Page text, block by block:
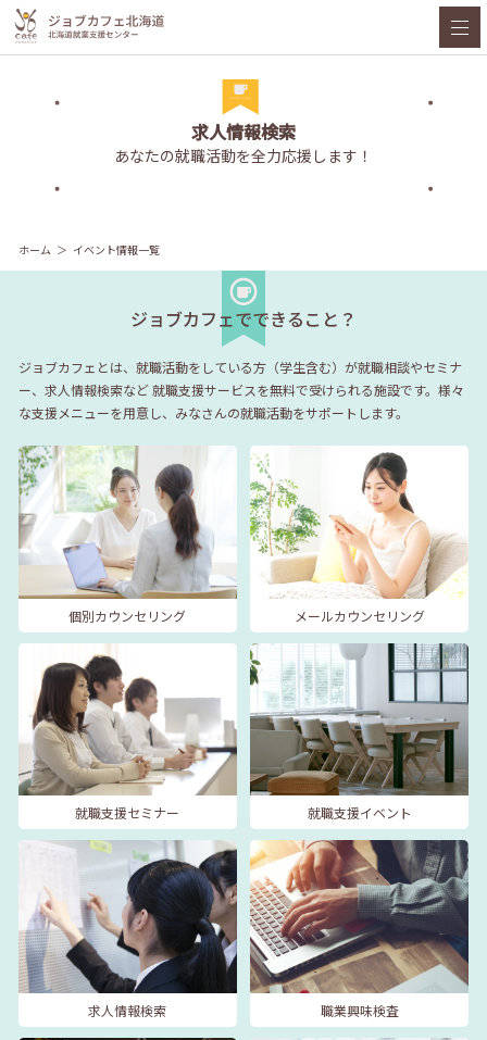
求人情報検索
あなたの就職活動を全力応援します！
ホーム イベント情報一覧
ジョブカフェでできること？
ジョブカフェとは、就職活動をしている方（学生含む）が就職相談やセミナ
ー、求人情報検索など就職支援サービスを無料で受けられる施設です。様々
な支援メニューを用意し、みなさんの就職活動をサポートします。
個別カウンセリング メールカウンセリング
就職支援セミナー 就職支援イベント
求人情報検索 職業興味検査